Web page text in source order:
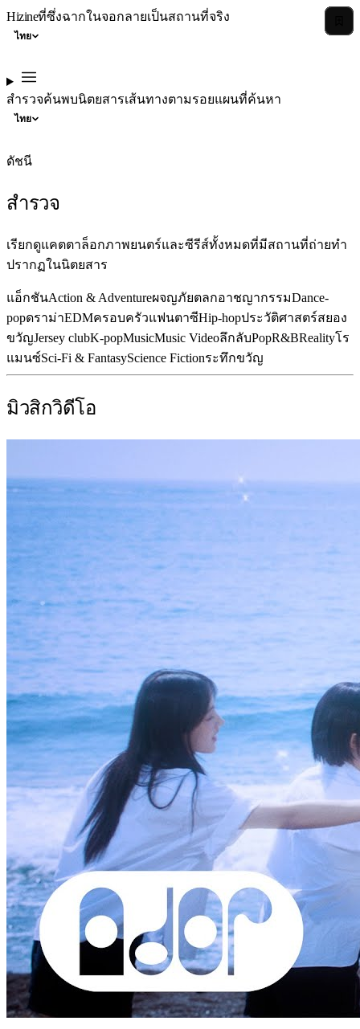
Hizineที่ซึ่งฉากในจอกลายเป็นสถานที่จริง
ไทย
สำรวจค้นพบนิตยสารเส้นทางตามรอยแผนที่ค้นหา
ไทย
ดัชนี
สำรวจ
เรียกดูแคตตาล็อกภาพยนตร์และซีรีส์ทั้งหมดที่มีสถานที่ถ่ายทำ
ปรากฏในนิตยสาร
แอ็กชันAction & AdventureผจญภัยตลกอาชญากรรมDance-
popดราม่าEDMครอบครัวแฟนตาซีHip-hopประวัติศาสตร์สยอง
ขวัญJersey clubK-popMusicMusic VideoลึกลับPopR&BRealityโร
แมนซ์Sci-Fi & FantasyScience Fictionระทึกขวัญ
มิวสิกวิดีโอ